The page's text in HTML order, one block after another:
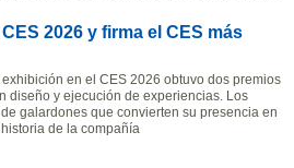
2026 y firma el CES más
en el CES 2026 obtuvo dos premios
y ejecución de experiencias. Los
galardones que convierten su presencia en
de la compañía